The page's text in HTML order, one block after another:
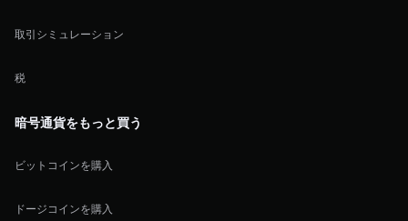
取引シミュレーション
税
暗号通貨をもっと買う
ビットコインを購入
ドージコインを購入